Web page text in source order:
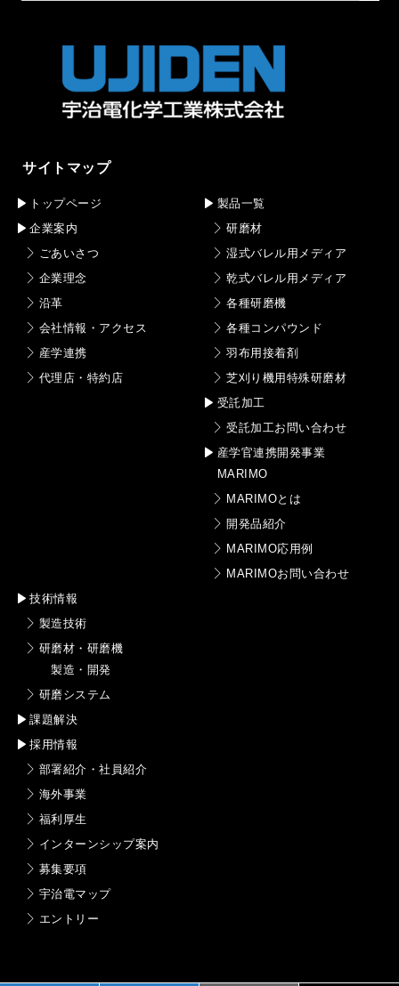
サイトマップ
トップページ
企業案内
ごあいさつ
企業理念
沿革
会社情報・アクセス
産学連携
代理店・特約店
製品一覧
研磨材
湿式バレル用メディア
乾式バレル用メディア
各種研磨機
各種コンパウンド
羽布用接着剤
芝刈り機用特殊研磨材
受託加工
受託加工お問い合わせ
産学官連携開発事業
MARIMO
MARIMOとは
開発品紹介
MARIMO応用例
MARIMOお問い合わせ
技術情報
製造技術
研磨材・研磨機
製造・開発
研磨システム
課題解決
採用情報
部署紹介・社員紹介
海外事業
福利厚生
インターンシップ案内
募集要項
宇治電マップ
エントリー